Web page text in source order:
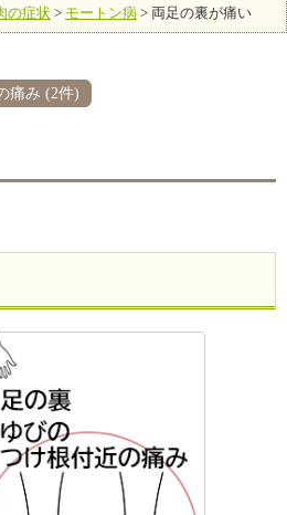
の症状 > モートン病 > 両足の裏が痛い
痛み (2件)